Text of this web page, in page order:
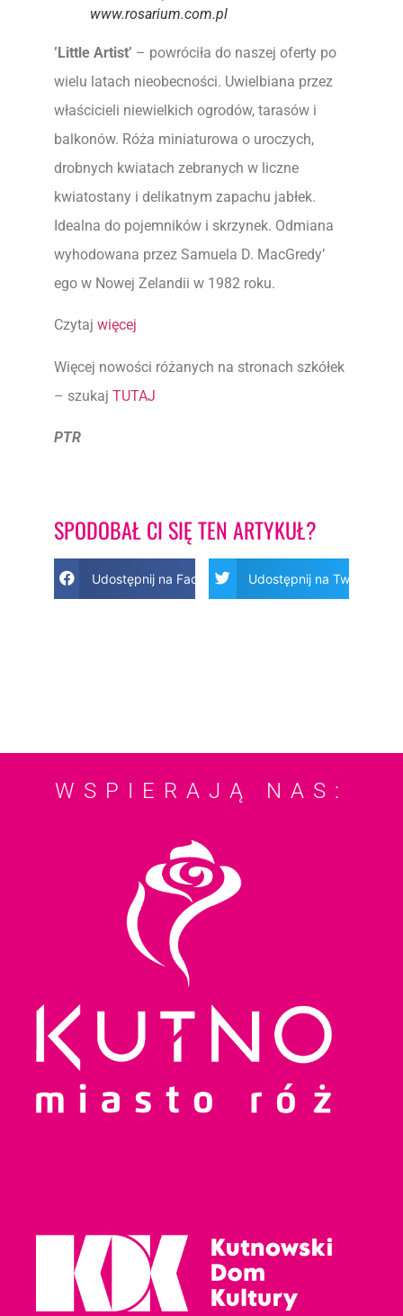
www.rosarium.com.pl
’Little Artist’ – powróciła do naszej oferty po
wielu latach nieobecności. Uwielbiana przez
właścicieli niewielkich ogrodów, tarasów i
balkonów. Róża miniaturowa o uroczych,
drobnych kwiatach zebranych w liczne
kwiatostany i delikatnym zapachu jabłek.
Idealna do pojemników i skrzynek. Odmiana
wyhodowana przez Samuela D. MacGredy’
ego w Nowej Zelandii w 1982 roku.
Czytaj więcej
Więcej nowości różanych na stronach szkółek
– szukaj TUTAJ
PTR
SPODOBAŁ CI SIĘ TEN ARTYKUŁ?
Udostępnij na Facebook Udostępnij na Twitter
WSPIERAJĄ NAS: